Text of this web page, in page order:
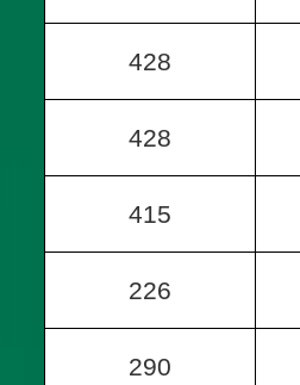
428
428
415
226
290